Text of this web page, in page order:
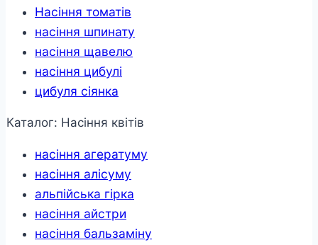
Насіння томатів
насіння шпинату
насіння щавелю
насіння цибулі
цибуля сіянка
Каталог: Насіння квітів
насіння агератуму
насіння алісуму
альпійська гірка
насіння айстри
насіння бальзаміну